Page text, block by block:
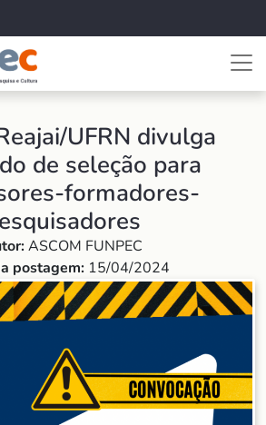
UFRN divulga
de seleção para
formadores-
ASCOM FUNPEC
postagem: 15/04/2024